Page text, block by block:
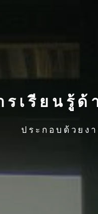
รเรียนรู้
ประกอบด้วยง